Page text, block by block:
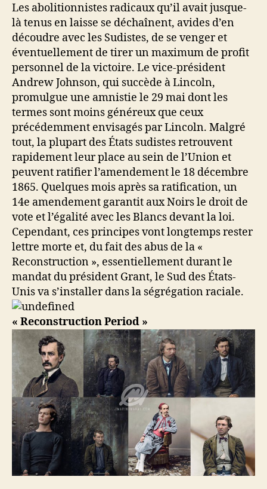
Les abolitionnistes radicaux qu’il avait jusque-
là tenus en laisse se déchaînent, avides d’en
découdre avec les Sudistes, de se venger et
éventuellement de tirer un maximum de profit
personnel de la victoire. Le vice-président
Andrew Johnson, qui succède à Lincoln,
promulgue une amnistie le 29 mai dont les
termes sont moins généreux que ceux
précédemment envisagés par Lincoln. Malgré
tout, la plupart des États sudistes retrouvent
rapidement leur place au sein de l’Union et
peuvent ratifier l’amendement le 18 décembre
1865. Quelques mois après sa ratification, un
14e amendement garantit aux Noirs le droit de
vote et l’égalité avec les Blancs devant la loi.
Cependant, ces principes vont longtemps rester
lettre morte et, du fait des abus de la «
Reconstruction », essentiellement durant le
mandat du président Grant, le Sud des États-
Unis va s’installer dans la ségrégation raciale.
« Reconstruction Period »